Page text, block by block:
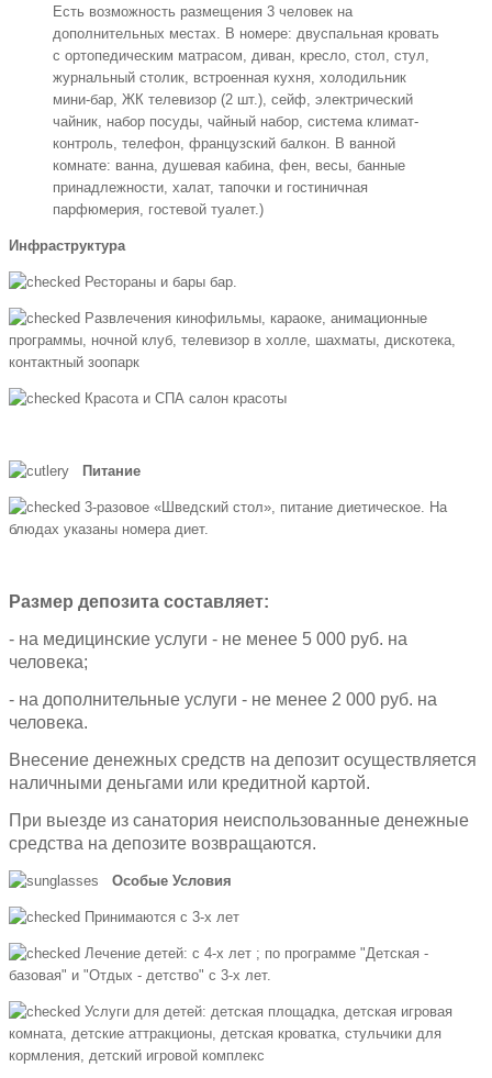
Есть возможность размещения 3 человек на
дополнительных местах. В номере: двуспальная кровать
с ортопедическим матрасом, диван, кресло, стол, стул,
журнальный столик, встроенная кухня, холодильник
мини-бар, ЖК телевизор (2 шт.), сейф, электрический
чайник, набор посуды, чайный набор, система климат-
контроль, телефон, французский балкон. В ванной
комнате: ванна, душевая кабина, фен, весы, банные
принадлежности, халат, тапочки и гостиничная
парфюмерия, гостевой туалет.)
Инфраструктура
Рестораны и бары бар.
Развлечения кинофильмы, караоке, анимационные
программы, ночной клуб, телевизор в холле, шахматы, дискотека,
контактный зоопарк
Красота и СПА салон красоты
Питание
3-разовое «Шведский стол», питание диетическое. На
блюдах указаны номера диет.
Размер депозита составляет:
- на медицинские услуги - не менее 5 000 руб. на
человека;
- на дополнительные услуги - не менее 2 000 руб. на
человека.
Внесение денежных средств на депозит осуществляется
наличными деньгами или кредитной картой.
При выезде из санатория неиспользованные денежные
средства на депозите возвращаются.
Особые Условия
Принимаются c 3-х лет
Лечение детей: c 4-х лет ; по программе "Детская -
базовая" и "Отдых - детство" с 3-х лет.
Услуги для детей: детская площадка, детская игровая
комната, детские аттракционы, детская кроватка, стульчики для
кормления, детский игровой комплекс